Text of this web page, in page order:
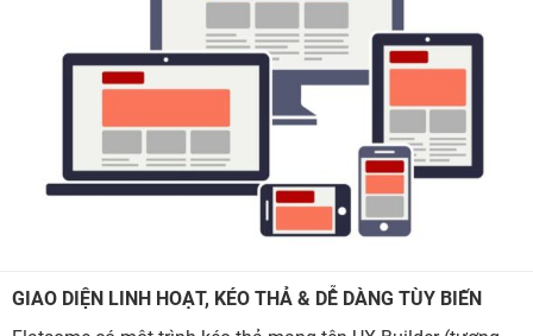
GIAO DIỆN LINH HOẠT, KÉO THẢ & DỄ DÀNG TÙY BIẾN